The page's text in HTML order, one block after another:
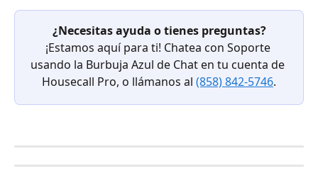
¿Necesitas ayuda o tienes preguntas?
¡Estamos aquí para ti! Chatea con Soporte
usando la Burbuja Azul de Chat en tu cuenta de
Housecall Pro, o llámanos al (858) 842-5746.